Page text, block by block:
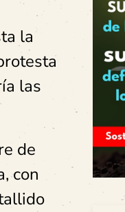
la
las
de
con